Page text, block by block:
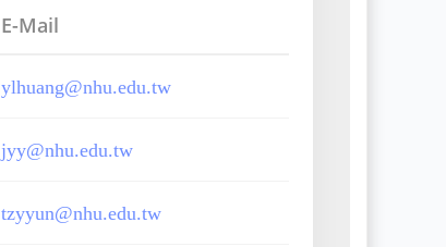
E-Mail
ylhuang@nhu.edu.tw
jyy@nhu.edu.tw
tzyyun@nhu.edu.tw